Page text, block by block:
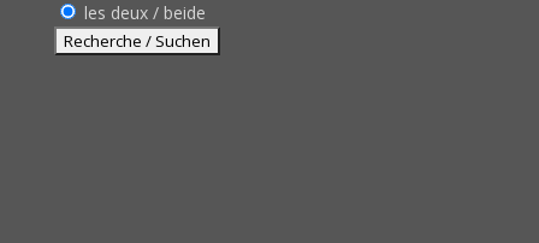
les deux / beide